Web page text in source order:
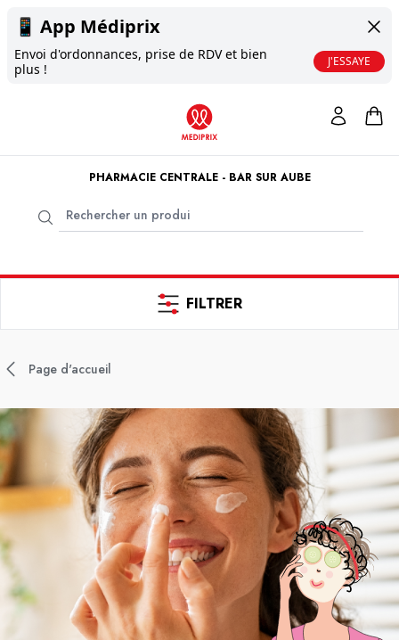
📱 App Médiprix
Envoi d'ordonnances, prise de RDV et bien
plus !
J'ESSAYE
PHARMACIE CENTRALE - BAR SUR AUBE
FILTRER
Page d'accueil